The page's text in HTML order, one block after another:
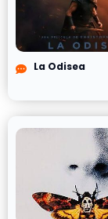
La Odisea